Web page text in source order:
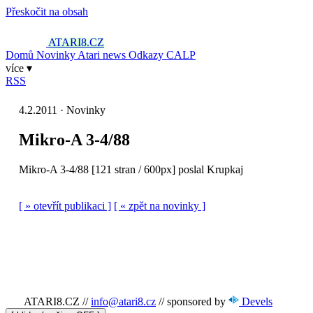
Přeskočit na obsah
ATARI8.CZ
Domů Novinky Atari news Odkazy CALP
více ▾
RSS
4.2.2011 · Novinky
Mikro-A 3-4/88
Mikro-A 3-4/88 [121 stran / 600px] poslal Krupkaj
[ » otevřít publikaci ] [ « zpět na novinky ]
ATARI8.CZ // info@atari8.cz // sponsored by Devels